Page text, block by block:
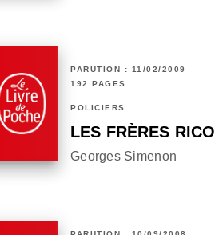
PARUTION : 11/02/2009
192 PAGES
POLICIERS
LES FRÈRES RICO
Georges Simenon